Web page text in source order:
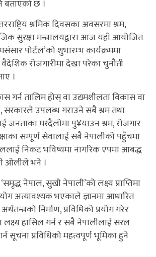
बताएको छ ।
श्रमिक दिवसका अवसरमा श्रम,
सुरक्षा मन्त्रालयद्वारा आज यहाँ आयोजित
पोर्टल’को शुभारम्भ कार्यक्रममा
वैदेशिक रोजगारीमा देखा परेका चुनौती
।
गर्न तालिम होस् वा उद्यमशीलता विकास वा
सरकारले उपलब्ध गराउने सबै श्रम तथा
जनताका घरदैलोमा पु¥याउन श्रम, रोजगार
सम्पूूर्ण सेवालाई सबै नेपालीको पहुँचमा
निकट भविष्यमा नागरिक एपमा आबद्ध
ओलीले भने ।
नेपाल, सुखी नेपाली’को लक्ष्य प्राप्तिमा
अत्यावश्यक भएकाले ज्ञानमा आधारित
निर्माण, प्रविधिको प्रयोग गरेर
हासिल गर्न र सबै नेपालीलाई सरल
सूचना प्रविधिको महत्वपूर्ण भूमिका हुने